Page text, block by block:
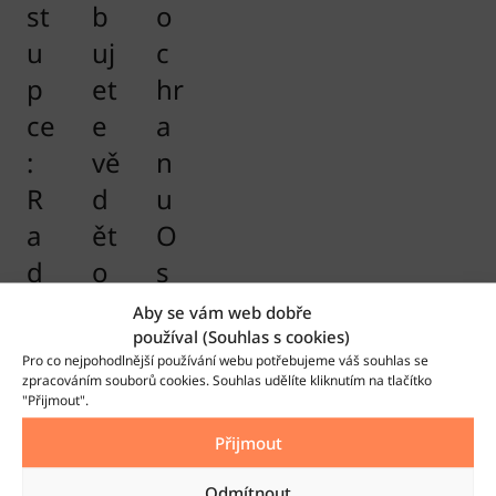
Aby se vám web dobře
používal (Souhlas s cookies)
Pro co nejpohodlnější používání webu potřebujeme váš souhlas se
zpracováním souborů cookies. Souhlas udělíte kliknutím na tlačítko
"Přijmout".
Přijmout
st
u
p
ce
:
R
a
d
d
A
b
uj
et
e
vě
d
ět
o
A
K
P
o
c
hr
a
n
u
O
s
o
b
ní
c